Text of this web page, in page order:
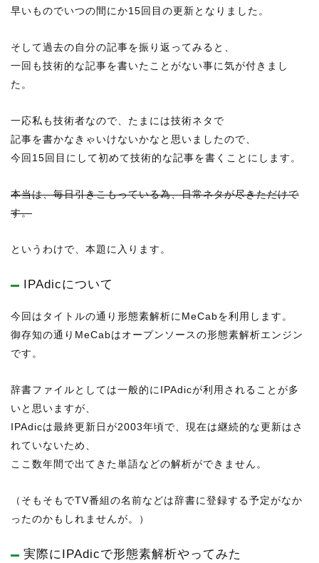
プライバシーポリシー
早いものでいつの間にか15回目の更新となりました。
そして過去の自分の記事を振り返ってみると、
一回も技術的な記事を書いたことがない事に気が付きまし
た。
一応私も技術者なので、たまには技術ネタで
記事を書かなきゃいけないかなと思いましたので、
今回15回目にして初めて技術的な記事を書くことにします。
本当は、毎日引きこもっている為、日常ネタが尽きただけで
す。
というわけで、本題に入ります。
IPAdicについて
今回はタイトルの通り形態素解析にMeCabを利用します。
御存知の通りMeCabはオープンソースの形態素解析エンジン
です。
辞書ファイルとしては一般的にIPAdicが利用されることが多
いと思いますが、
IPAdicは最終更新日が2003年頃で、現在は継続的な更新はさ
れていないため、
ここ数年間で出てきた単語などの解析ができません。
（そもそもでTV番組の名前などは辞書に登録する予定がなか
ったのかもしれませんが。）
実際にIPAdicで形態素解析やってみた